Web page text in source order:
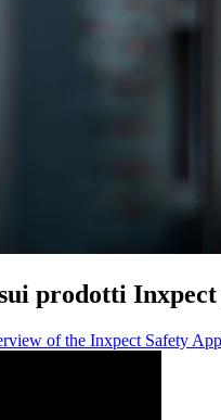
prodotti
of the Inxpect Safety